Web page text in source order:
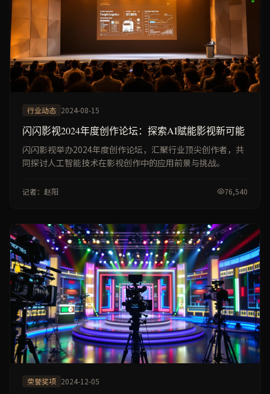
行业动态 2024-08-15
闪闪影视2024年度创作论坛：探索AI赋能影视新可能
闪闪影视举办2024年度创作论坛，汇聚行业顶尖创作者，共
同探讨人工智能技术在影视创作中的应用前景与挑战。
记者：赵阳 76,540
荣誉奖项 2024-12-05